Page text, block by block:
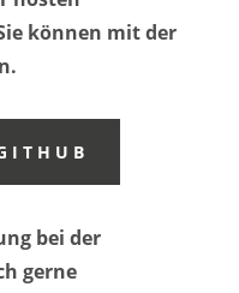
können mit der
bei der
gerne